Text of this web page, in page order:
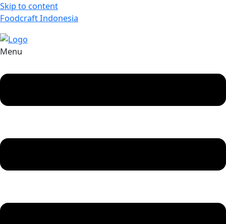
Skip to content
Foodcraft Indonesia
Menu